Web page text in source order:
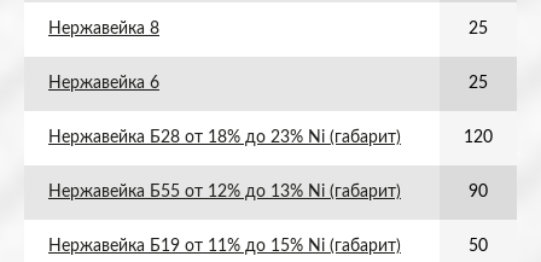
Нержавейка 8 25
Нержавейка 6 25
Нержавейка Б28 от 18% до 23% Ni (габарит) 120
Нержавейка Б55 от 12% до 13% Ni (габарит) 90
Нержавейка Б19 от 11% до 15% Ni (габарит) 50